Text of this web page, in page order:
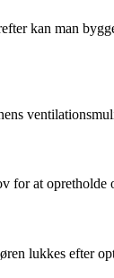
kan man
for at opretholde
lukkes efter